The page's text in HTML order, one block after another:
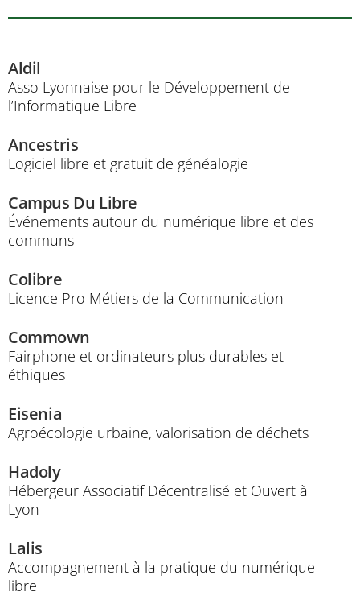
Aldil
Asso Lyonnaise pour le Développement de
l’Informatique Libre
Ancestris
Logiciel libre et gratuit de généalogie
Campus Du Libre
Événements autour du numérique libre et des
communs
Colibre
Licence Pro Métiers de la Communication
Commown
Fairphone et ordinateurs plus durables et
éthiques
Eisenia
Agroécologie urbaine, valorisation de déchets
Hadoly
Hébergeur Associatif Décentralisé et Ouvert à
Lyon
Lalis
Accompagnement à la pratique du numérique
libre